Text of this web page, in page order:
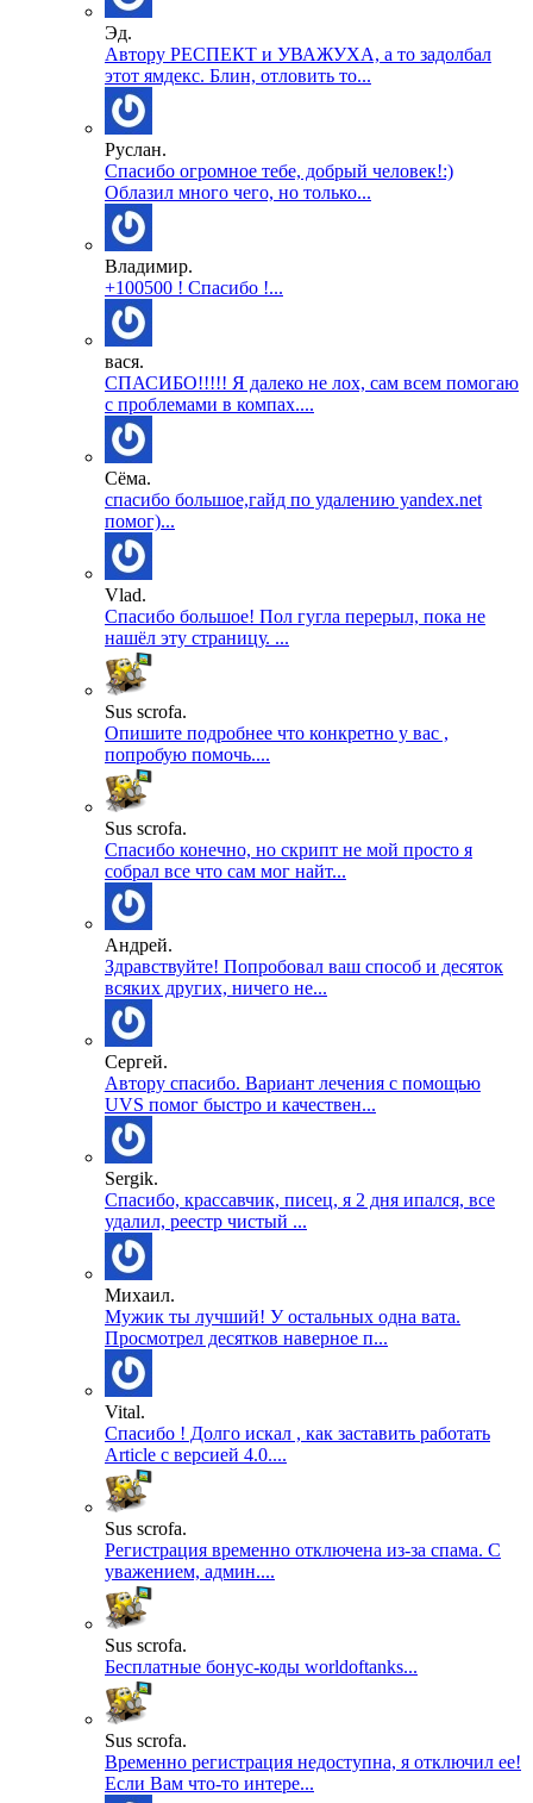
Эд.
Автору РЕСПЕКТ и УВАЖУХА, а то задолбал
этот ямдекс. Блин, отловить то...
Руслан.
Спасибо огромное тебе, добрый человек!:)
Облазил много чего, но только...
Владимир.
+100500 ! Спасибо !...
вася.
СПАСИБО!!!!! Я далеко не лох, сам всем помогаю
с проблемами в компах....
Сёма.
спасибо большое,гайд по удалению yandex.net
помог)...
Vlad.
Спасибо большое! Пол гугла перерыл, пока не
нашёл эту страницу. ...
Sus scrofa.
Опишите подробнее что конкретно у вас ,
попробую помочь....
Sus scrofa.
Спасибо конечно, но скрипт не мой просто я
собрал все что сам мог найт...
Андрей.
Здравствуйте! Попробовал ваш способ и десяток
всяких других, ничего не...
Сергей.
Автору спасибо. Вариант лечения с помощью
UVS помог быстро и качествен...
Sergik.
Спасибо, крассавчик, писец, я 2 дня ипался, все
удалил, реестр чистый ...
Михаил.
Мужик ты лучший! У остальных одна вата.
Просмотрел десятков наверное п...
Vital.
Спасибо ! Долго искал , как заставить работать
Article с версией 4.0....
Sus scrofa.
Регистрация временно отключена из-за спама. С
уважением, админ....
Sus scrofa.
Бесплатные бонус-коды worldoftanks...
Sus scrofa.
Временно регистрация недоступна, я отключил ее!
Если Вам что-то интере...